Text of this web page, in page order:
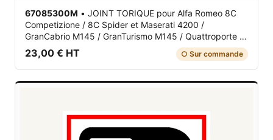
67085300M • JOINT TORIQUE pour Alfa Romeo 8C
Competizione / 8C Spider et Maserati 4200 /
GranCabrio M145 / GranTurismo M145 / Quattroporte V
M139
23,00 € HT ○ Sur commande